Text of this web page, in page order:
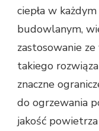
ciepła w
budowlanym,
zastosowanie
takiego
znaczne
do ogrzewania
jakość